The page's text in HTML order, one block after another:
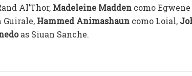
Al’Thor, Madeleine Madden como Egwene
Hammed Animashaun como Loial,
as Siuan Sanche.